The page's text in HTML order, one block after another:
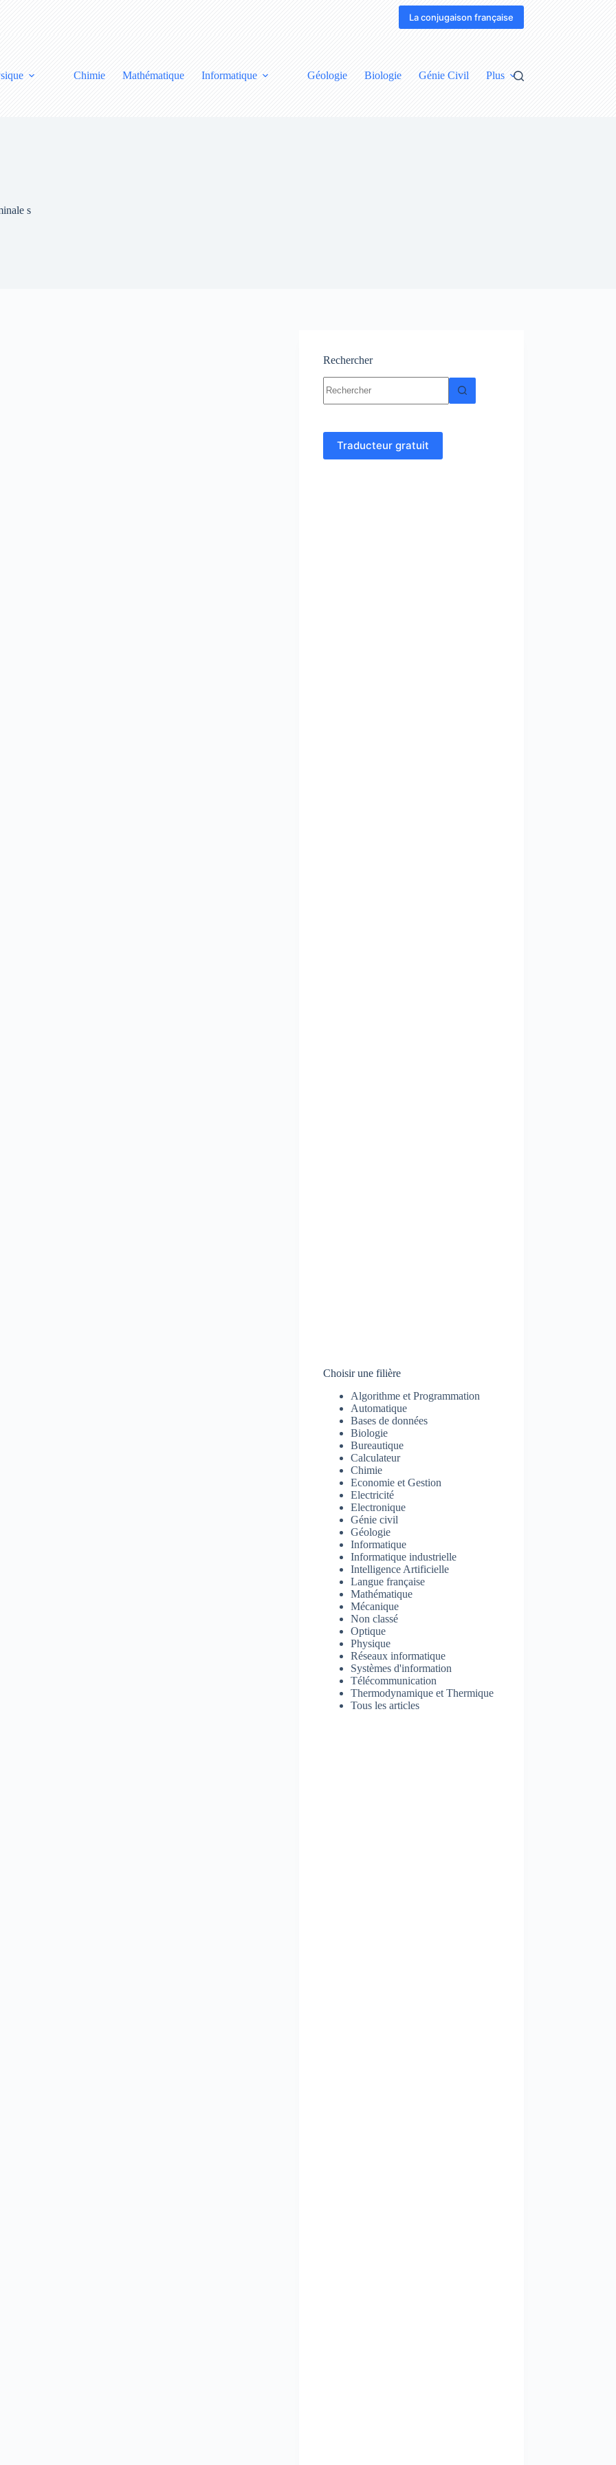
La conjugaison française
Chimie Mathématique Informatique Géologie Biologie Génie Civil Plus
s
Rechercher
résultat
Traducteur gratuit
Choisir une filière
Algorithme et Programmation
Automatique
Bases de données
Biologie
Bureautique
Calculateur
Chimie
Economie et Gestion
Electricité
Electronique
Génie civil
Géologie
Informatique
Informatique industrielle
Intelligence Artificielle
Langue française
Mathématique
Mécanique
Non classé
Optique
Physique
Réseaux informatique
Systèmes d'information
Télécommunication
Thermodynamique et Thermique
Tous les articles